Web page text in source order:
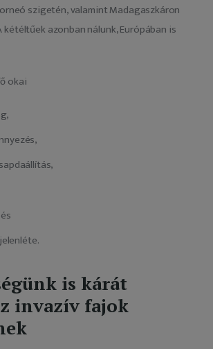
szigetén, valamint Madagaszkáron
kétéltűek azonban nálunk, Európában is
okai
is kárát
invazív fajok